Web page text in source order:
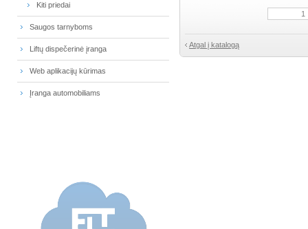
Kiti priedai
Saugos tarnyboms
Liftų dispečerinė įranga
Web aplikacijų kūrimas
Įranga automobiliams
Atgal į katalogą